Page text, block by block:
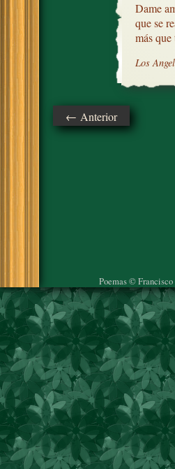
Dame
que se
más
Los
← Anterior
Poemas ©